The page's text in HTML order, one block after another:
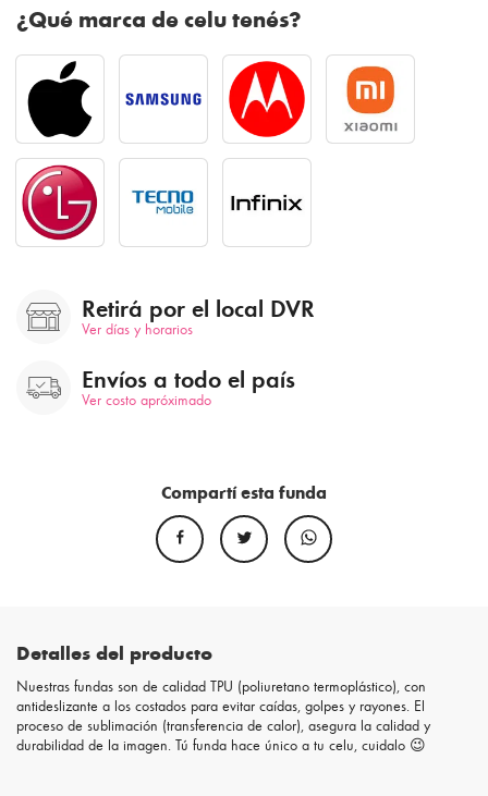
¿Qué marca de celu tenés?
Retirá por el local DVR
Ver días y horarios
Envíos a todo el país
Ver costo apróximado
Compartí esta funda
Detalles del producto
Nuestras fundas son de calidad TPU (poliuretano termoplástico), con
antideslizante a los costados para evitar caídas, golpes y rayones. El
proceso de sublimación (transferencia de calor), asegura la calidad y
durabilidad de la imagen. Tú funda hace único a tu celu, cuidalo 😉